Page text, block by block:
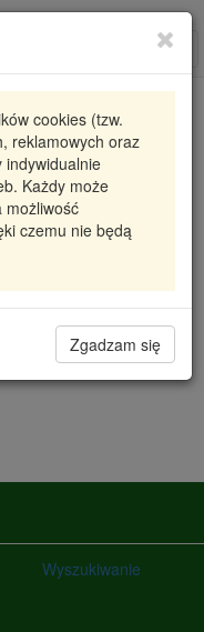
cookies (tzw.
reklamowych oraz
indywidualnie
Każdy może
możliwość
czemu nie będą
Zgadzam się
FI 50
Radzyń 0
Filia Lublin 0
Magazyn III
Wyszukiwanie